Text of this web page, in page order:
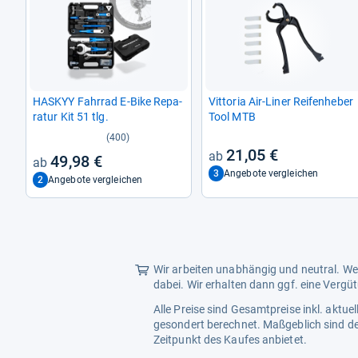
HAS­KYY Fahr­rad E-​Bike Repa­
ra­tur Kit 51 tlg.
(400)
49,98 €
2 Angebote vergleichen
Vit­to­ria Air-​Liner Rei­fen­he­ber
Tool MTB
21,05 €
3 Angebote vergleichen
Wir arbeiten unabhängig und neutral.
dabei. Wir erhalten dann ggf. eine
Alle Preise sind Gesamtpreise inkl.
gesondert berechnet. Maßgeblich sind
Zeitpunkt des Kaufes anbietet.